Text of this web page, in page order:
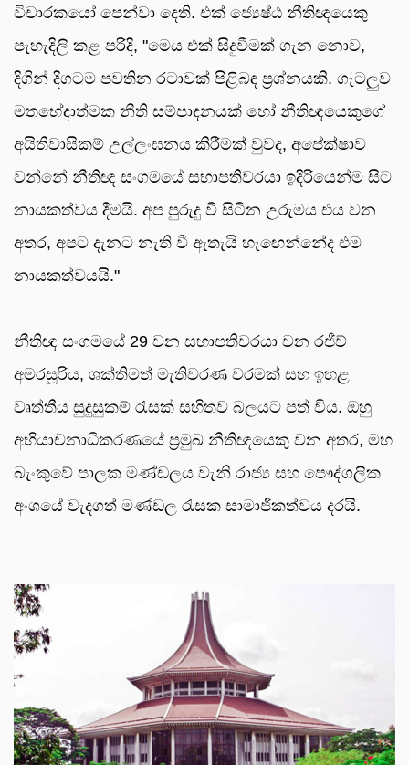
විචාරකයෝ පෙන්වා දෙති. එක් ජ්‍යෙෂ්ඨ නීතිඥයෙකු
පැහැදිලි කළ පරිදි, "මෙය එක් සිදුවීමක් ගැන නොව,
දිගින් දිගටම පවතින රටාවක් පිළිබඳ ප්‍රශ්නයකි. ගැටලුව
මතභේදාත්මක නීති සම්පාදනයක් හෝ නීතිඥයෙකුගේ
අයිතිවාසිකම් උල්ලංඝනය කිරීමක් වුවද, අපේක්ෂාව
වන්නේ නීතිඥ සංගමයේ සභාපතිවරයා ඉදිරියෙන්ම සිට
නායකත්වය දීමයි. අප පුරුදු වී සිටින උරුමය එය වන
අතර, අපට දැනට නැති වී ඇතැයි හැඟෙන්නේද එම
නායකත්වයයි."
නීතිඥ සංගමයේ 29 වන සභාපතිවරයා වන රජීව්
අමරසූරිය, ශක්තිමත් මැතිවරණ වරමක් සහ ඉහළ
වෘත්තීය සුදුසුකම් රැසක් සහිතව බලයට පත් විය. ඔහු
අභියාචනාධිකරණයේ ප්‍රමුඛ නීතිඥයෙකු වන අතර, මහ
බැංකුවේ පාලක මණ්ඩලය වැනි රාජ්‍ය සහ පෞද්ගලික
අංශයේ වැදගත් මණ්ඩල රැසක සාමාජිකත්වය දරයි.